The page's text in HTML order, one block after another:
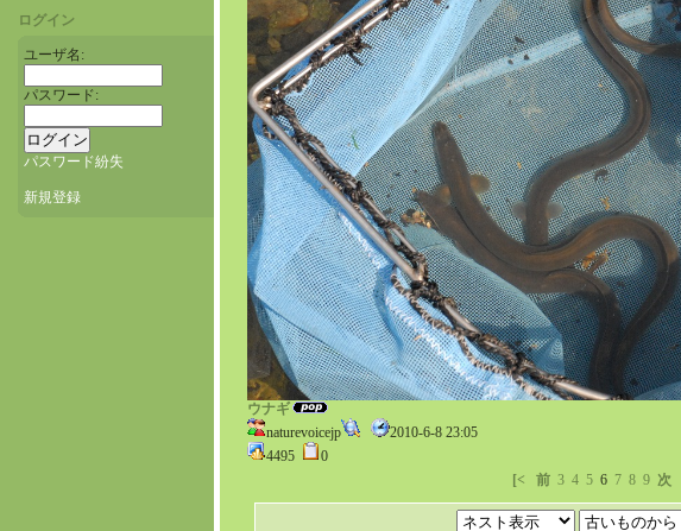
ログイン
ユーザ名:
パスワード:
パスワード紛失
新規登録
ウナギ
naturevoicejp
2010-6-8 23:05
4495
0
[<
前 3 4 5 6 7 8 9 次